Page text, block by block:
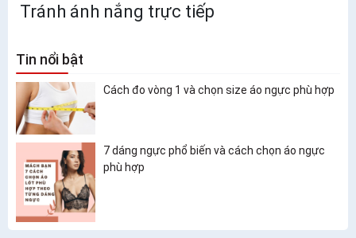
Tránh ánh nắng trực tiếp
Tin nổi bật
Cách đo vòng 1 và chọn size áo ngực phù hợp
7 dáng ngực phổ biến và cách chọn áo ngực
phù hợp